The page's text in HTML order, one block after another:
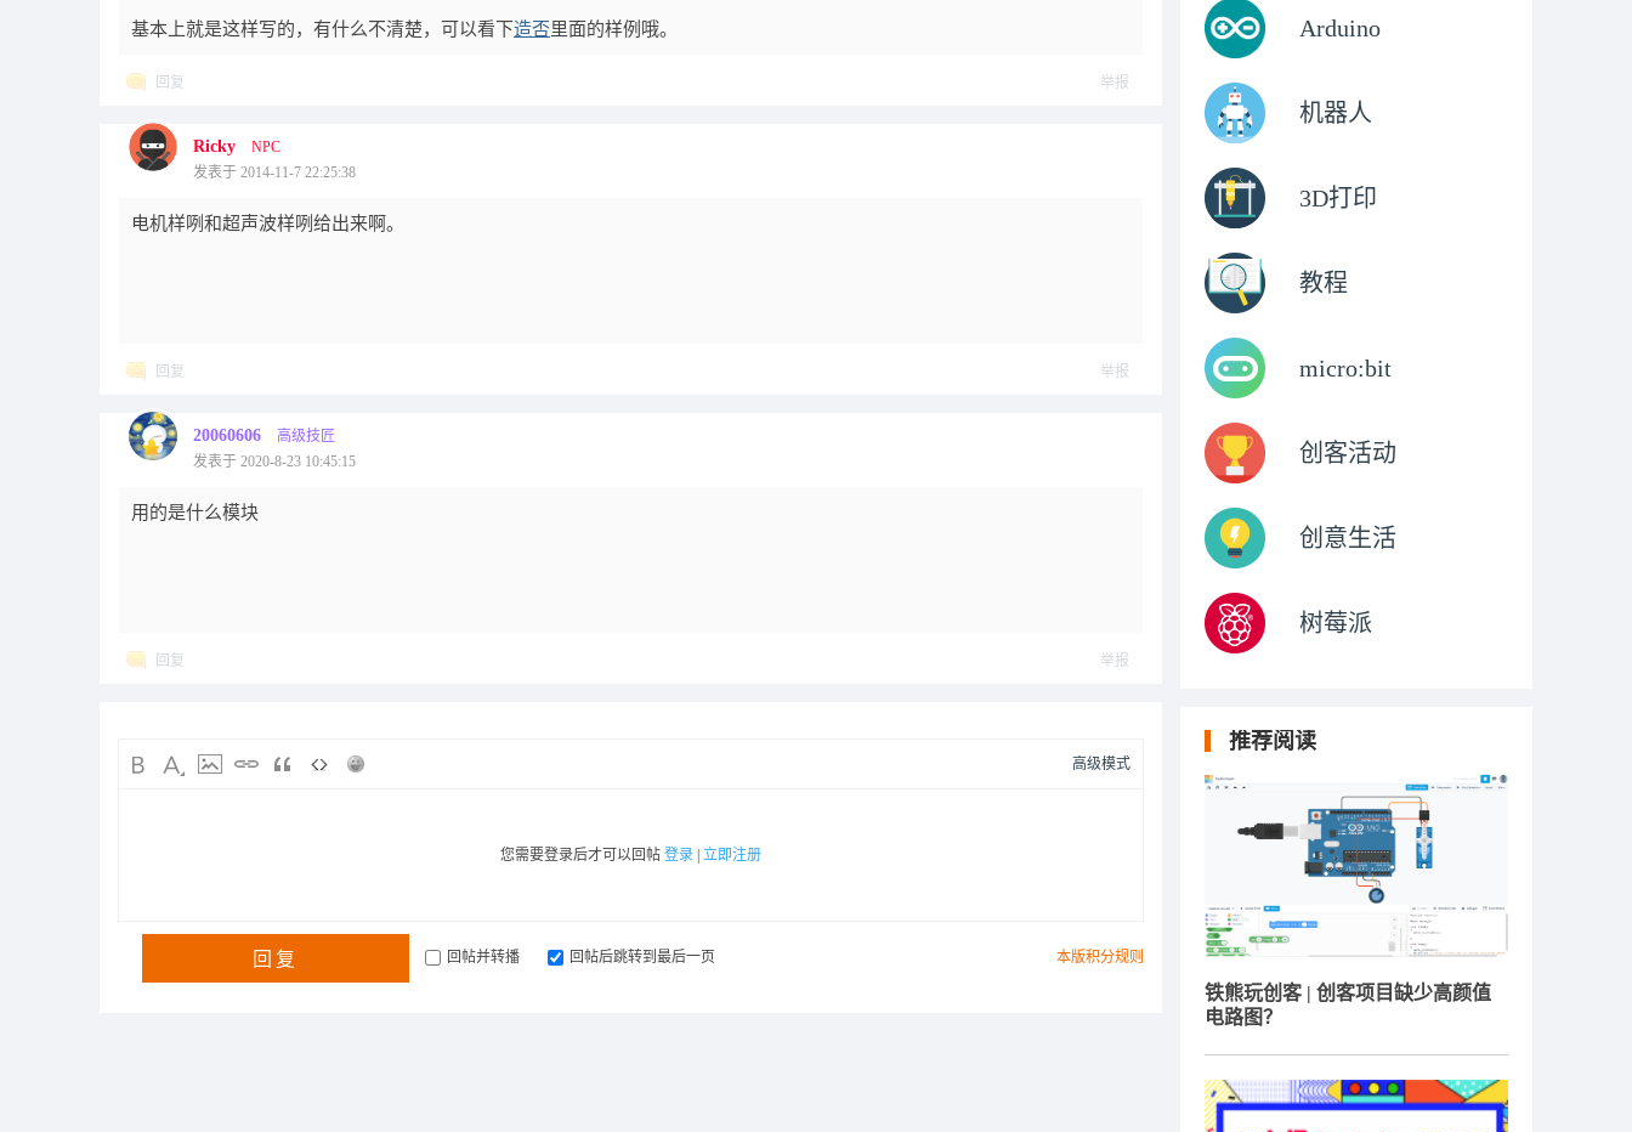
基本上就是这样写的，有什么不清楚，可以看下造否里面的样例哦。
回复 举报
Ricky
NPC
发表于 2014-11-7 22:25:38
电机样咧和超声波样咧给出来啊。
回复 举报
20060606
高级技匠
发表于 2020-8-23 10:45:15
用的是什么模块
回复 举报
高级模式
您需要登录后才可以回帖 登录 立即注册
本版积分规则
回复 回帖并转播 回帖后跳转到最后一页
Arduino
机器人
3D打印
教程
micro:bit
创客活动
创意生活
树莓派
推荐阅读
铁熊玩创客 | 创客项目缺少高颜值
电路图？